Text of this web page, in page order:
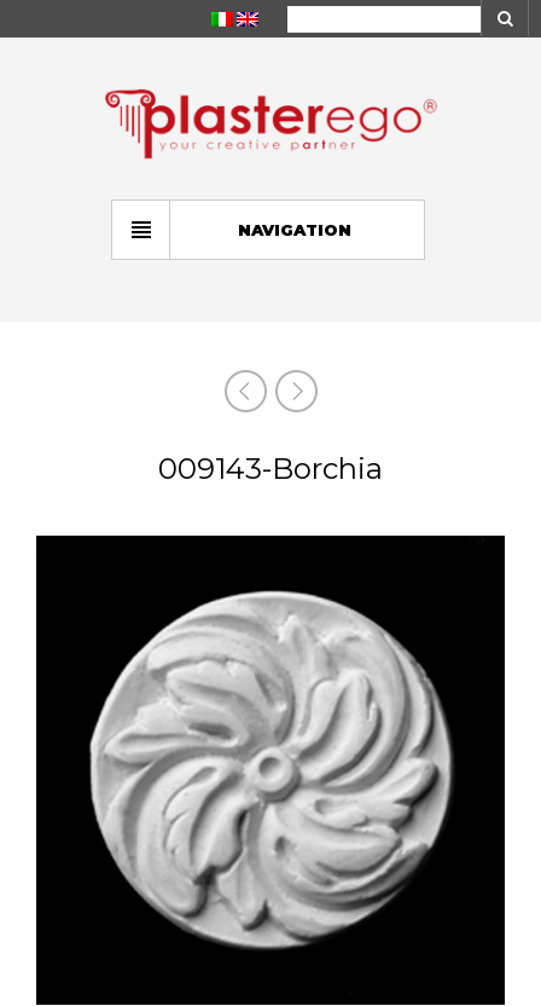
NAVIGATION
009143-Borchia